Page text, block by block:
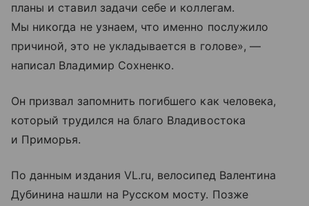
планы и ставил задачи себе и коллегам.
Мы никогда не узнаем, что именно послужило
причиной, это не укладывается в голове», —
написал Владимир Сохненко.
Он призвал запомнить погибшего как человека,
который трудился на благо Владивостока
и Приморья.
По данным издания VL.ru, велосипед Валентина
Дубинина нашли на Русском мосту. Позже